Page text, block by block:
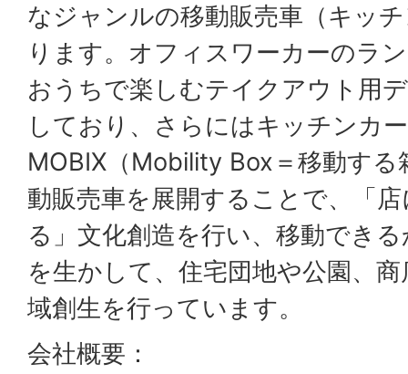
なジャンルの移動販売車（キッ
ります。オフィスワーカーのラ
おうちで楽しむテイクアウト用
しており、さらにはキッチンカ
MOBIX（Mobility Box＝移動する
動販売車を展開することで、「
る」文化創造を行い、移動でき
を生かして、住宅団地や公園、
域創生を行っています。
会社概要：